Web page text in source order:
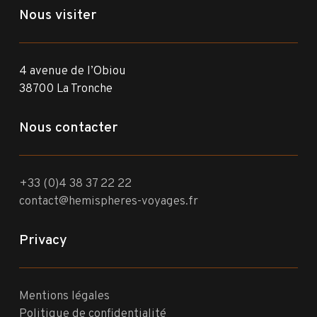
Nous visiter
4 avenue de l’Obiou
38700 La Tronche
Nous contacter
+33 (0)4 38 37 22 22
contact@hemispheres-voyages.fr
Privacy
Mentions légales